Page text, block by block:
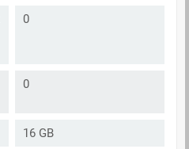
0
0
16 GB